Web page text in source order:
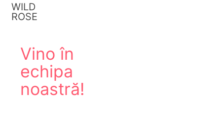
WILD
ROSE
Vino în
echipa
noastră!